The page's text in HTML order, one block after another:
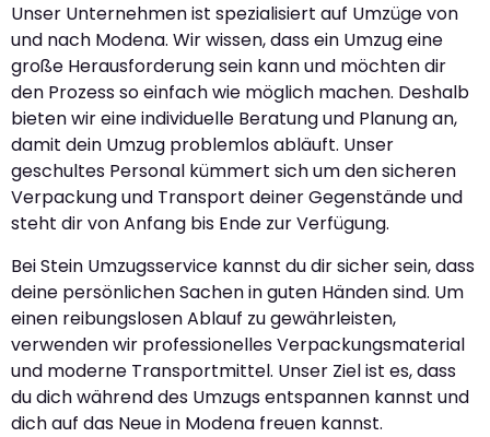
Unser Unternehmen ist spezialisiert auf Umzüge von
und nach Modena. Wir wissen, dass ein Umzug eine
große Herausforderung sein kann und möchten dir
den Prozess so einfach wie möglich machen. Deshalb
bieten wir eine individuelle Beratung und Planung an,
damit dein Umzug problemlos abläuft. Unser
geschultes Personal kümmert sich um den sicheren
Verpackung und Transport deiner Gegenstände und
steht dir von Anfang bis Ende zur Verfügung.
Bei Stein Umzugsservice kannst du dir sicher sein, dass
deine persönlichen Sachen in guten Händen sind. Um
einen reibungslosen Ablauf zu gewährleisten,
verwenden wir professionelles Verpackungsmaterial
und moderne Transportmittel. Unser Ziel ist es, dass
du dich während des Umzugs entspannen kannst und
dich auf das Neue in Modena freuen kannst.